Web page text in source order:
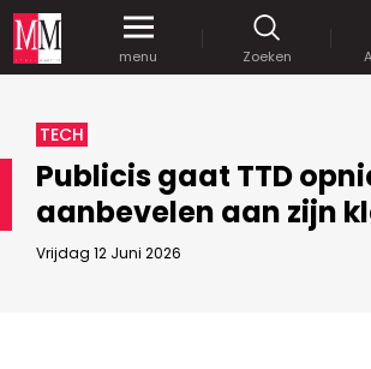
menu Zoeken
TECH
Publicis gaat TTD
aanbevelen aan zijn
Vrijdag 12 Juni 2026
JE WACHTWOORD
OP
MARCOM WORLD SRL
Mix Brussels - Vorstlaan 25 bus 5
1160 Brussels - Belgïe
E-mail :info@mm.be
Krijg gedurende een maand